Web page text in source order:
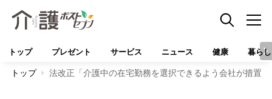
トップ プレゼント サービス ニュース 健康 暮らし
トップ 法改正「介護中の在宅勤務を選択できるよう会社が措置